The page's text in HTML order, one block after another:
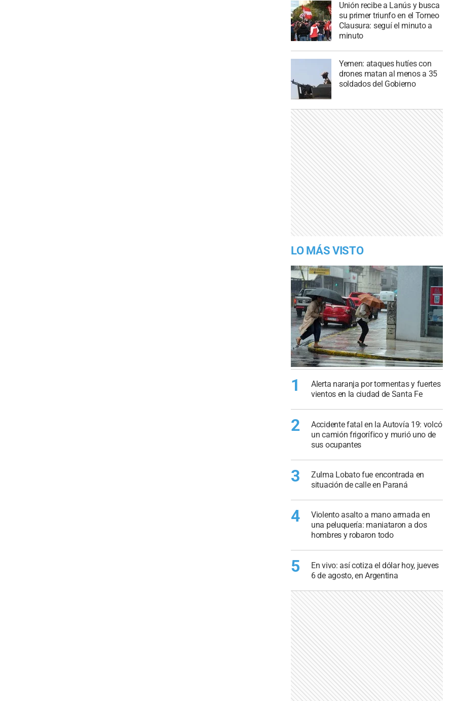
Unión recibe a Lanús y busca
su primer triunfo en el Torneo
Clausura: seguí el minuto a
minuto
Yemen: ataques hutíes con
drones matan al menos a 35
soldados del Gobierno
LO MÁS VISTO
1
Alerta naranja por tormentas y fuertes
vientos en la ciudad de Santa Fe
2
Accidente fatal en la Autovía 19: volcó
un camión frigorífico y murió uno de
sus ocupantes
3
Zulma Lobato fue encontrada en
situación de calle en Paraná
4
Violento asalto a mano armada en
una peluquería: maniataron a dos
hombres y robaron todo
5
En vivo: así cotiza el dólar hoy, jueves
6 de agosto, en Argentina